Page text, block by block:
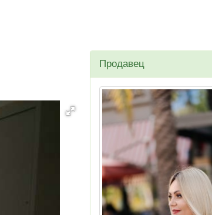
Продавец